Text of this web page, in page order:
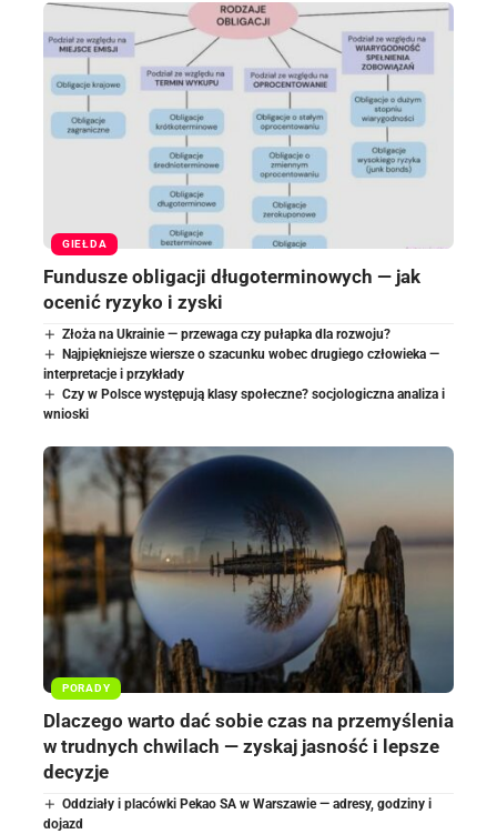
GIEŁDA
Fundusze obligacji długoterminowych — jak
ocenić ryzyko i zyski
Złoża na Ukrainie — przewaga czy pułapka dla rozwoju?
Najpiękniejsze wiersze o szacunku wobec drugiego człowieka —
interpretacje i przykłady
Czy w Polsce występują klasy społeczne? socjologiczna analiza i
wnioski
PORADY
Dlaczego warto dać sobie czas na przemyślenia
w trudnych chwilach — zyskaj jasność i lepsze
decyzje
Oddziały i placówki Pekao SA w Warszawie — adresy, godziny i
dojazd